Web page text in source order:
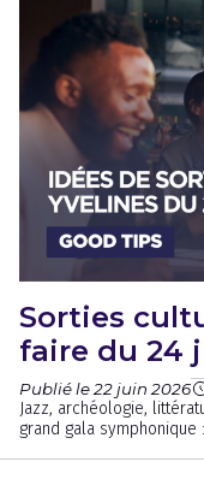
Sorties
faire du 24
Publié le 22 juin 2026
Jazz, archéologie,
grand gala